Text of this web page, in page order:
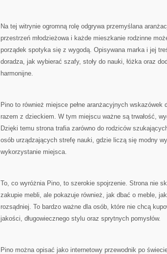
Na tej witrynie ogromną rolę odgrywa przemyślana
przestrzeń młodzieżowa i każde mieszkanie rodzinne
porządek spotyka się z wygodą. Opisywana marka i jej
doradza, jak wybierać szafy, stoły do nauki, łóżka oraz
harmonijne.
Pino to również miejsce pełne aranżacyjnych
razem z dzieckiem. W tym miejscu ważne są trwałość,
Dzięki temu strona trafia zarówno do rodziców
osób urządzających strefę nauki, gdzie liczą się modny
wykorzystanie miejsca.
To, co wyróżnia Pino, to szerokie spojrzenie. Strona nie
zakupie mebli, ale pokazuje również, jak dbać o meble,
rozsądniej. To bardzo ważne dla osób, które nie chcą
jakości, długowiecznego stylu oraz sprytnych pomysłów.
Pino można opisać jako internetowy przewodnik po